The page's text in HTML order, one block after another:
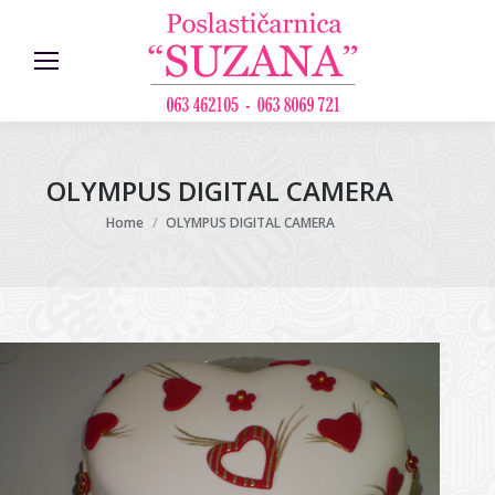
OLYMPUS DIGITAL CAMERA
You are here:
Home OLYMPUS DIGITAL CAMERA